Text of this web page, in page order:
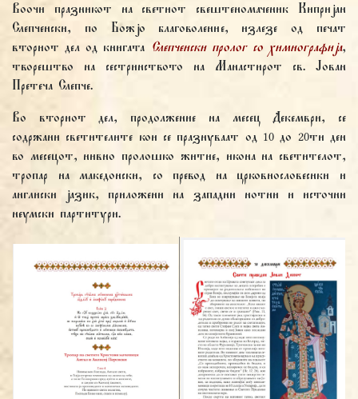
Воочи празникот на светиот свештеномаченик Кипријан
Слепченски, по Божјо благоволение, излезе од печат
вториот дел од книгата Слепченски пролог со химнографија,
творештво на сестринството на Манастирот св. Јован
Претеча Слепче.
Во вториот дел, продолжение на месец Декември, се
содржани светителите кои се празнуваат од 10 до 20ти ден
во месецот, нивно пролошко житие, икона на светителот,
тропар на македонски, со превод на црковнословеснки и
англиски јазик, приложени на западни нотни и источни
неумски партитури.